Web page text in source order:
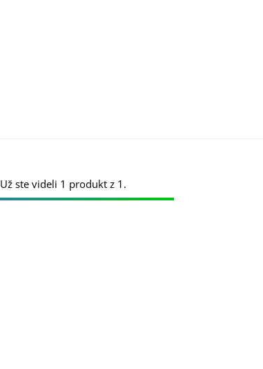
Už ste videli 1 produkt z 1.